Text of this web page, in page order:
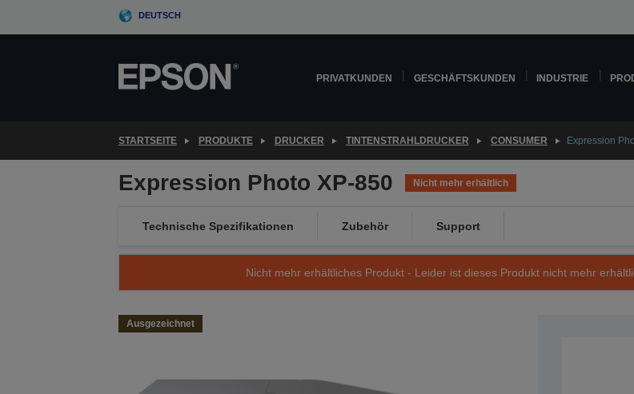
DEUTSCH
PRIVATKUNDEN GESCHÄFTSKUNDEN INDUSTRIE
STARTSEITE PRODUKTE DRUCKER TINTENSTRAHLDRUCKER CONSUMER Expression
Expression Photo XP-850 Nicht mehr erhältlich
Technische Spezifikationen Zubehör Support
Nicht mehr erhältliches Produkt - Leider ist dieses Produkt nicht mehr
Ausgezeichnet